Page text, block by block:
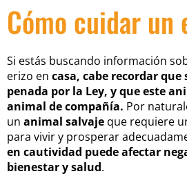
Cómo cuidar un
Si estás buscando información
erizo en casa, cabe recordar que
penada por la Ley, y que este
animal de compañía. Por
un animal salvaje que requiere
para vivir y prosperar
en cautividad puede afectar
bienestar y salud.